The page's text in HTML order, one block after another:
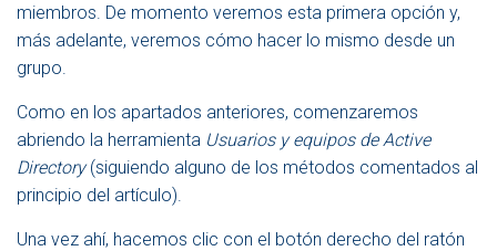
miembros. De momento veremos esta primera opción y,
más adelante, veremos cómo hacer lo mismo desde un
grupo.
Como en los apartados anteriores, comenzaremos
abriendo la herramienta Usuarios y equipos de Active
Directory(siguiendo alguno de los métodos comentados al
principio del artículo).
Una vez ahí, hacemos clic con el botón derecho del ratón